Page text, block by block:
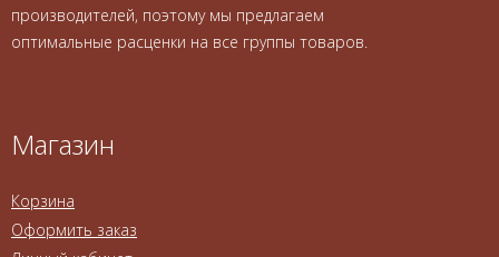
производителей, поэтому мы предлагаем
оптимальные расценки на все группы товаров.
Магазин
Корзина
Оформить заказ